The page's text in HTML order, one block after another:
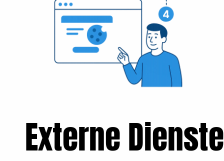
Externe Dienste